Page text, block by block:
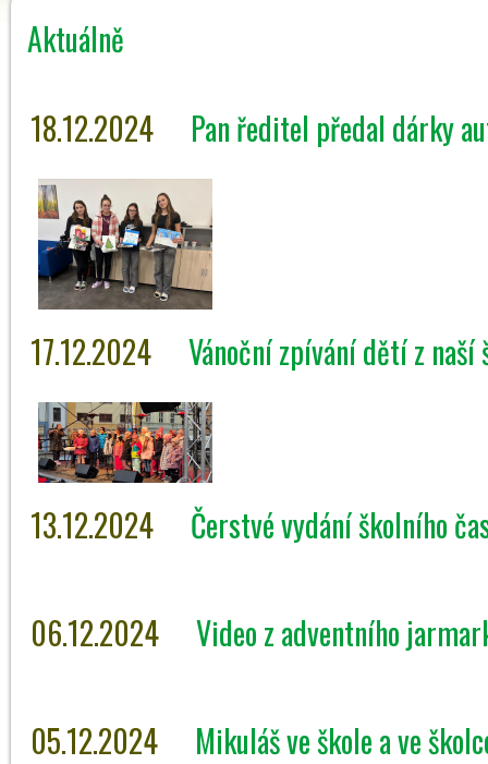
Aktuálně
18.12.2024 Pan ředitel předal dárky
17.12.2024 Vánoční zpívání dětí z
13.12.2024 Čerstvé vydání školního
06.12.2024 Video z adventního
05.12.2024 Mikuláš ve škole a ve